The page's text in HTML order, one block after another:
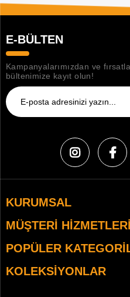
E-BÜLTEN
Kampanyalarımızdan ve
bültenimize kayıt olun!
KURUMSAL
MÜŞTERI HIZMETLERI
POPÜLER
KOLEKSIYONLAR